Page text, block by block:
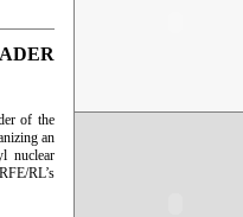
of the
an
nuclear
RL’s